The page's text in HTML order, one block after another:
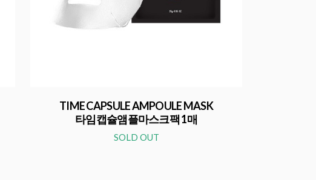
TIME CAPSULE AMPOULE MASK
타임캡슐앰플마스크팩 1매
SOLD OUT